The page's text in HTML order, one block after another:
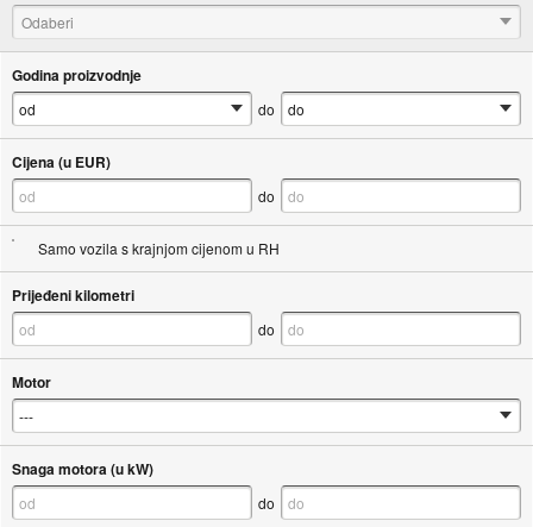
Odaberi
Godina proizvodnje
do
Cijena (u EUR)
do
Samo vozila s krajnjom cijenom u RH
Prijeđeni kilometri
do
Motor
Snaga motora (u kW)
do